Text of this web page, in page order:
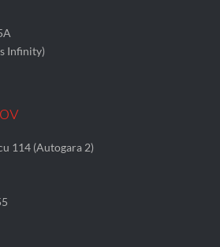
Infinity)
114 (Autogara 2)